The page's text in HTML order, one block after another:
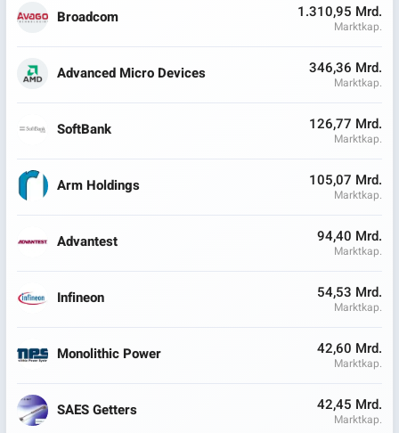
Broadcom 1.310,95 Mrd.
Marktkap.
Advanced Micro Devices 346,36 Mrd.
Marktkap.
SoftBank 126,77 Mrd.
Marktkap.
Arm Holdings 105,07 Mrd.
Marktkap.
Advantest 94,40 Mrd.
Marktkap.
Infineon 54,53 Mrd.
Marktkap.
Monolithic Power 42,60 Mrd.
Marktkap.
SAES Getters 42,45 Mrd.
Marktkap.